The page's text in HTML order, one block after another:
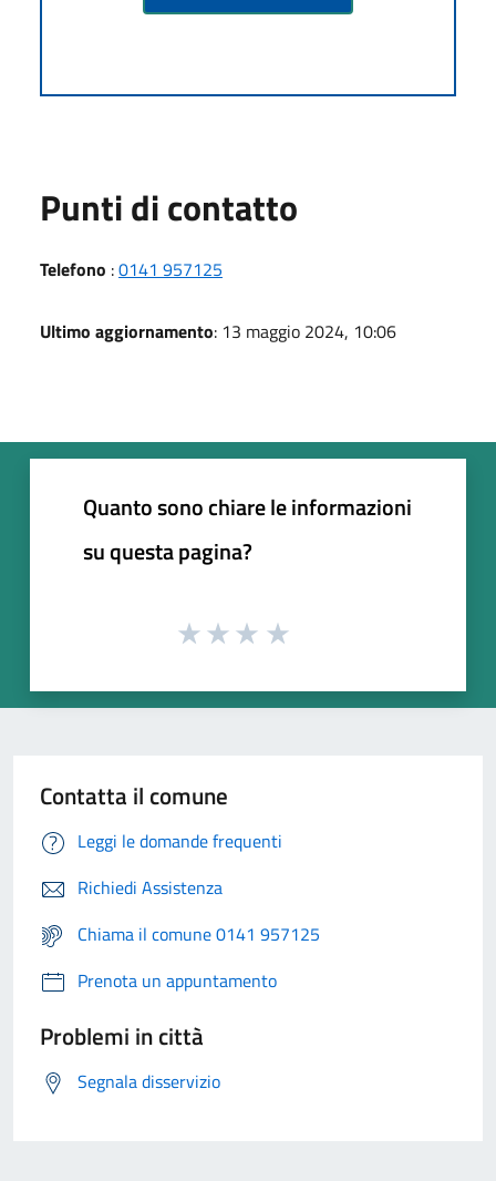
Punti di contatto
Telefono :0141 957125
Ultimo aggiornamento: 13 maggio 2024, 10:06
Quanto sono chiare le informazioni
su questa pagina?
Contatta il comune
Leggi le domande frequenti
Richiedi Assistenza
Chiama il comune 0141 957125
Prenota un appuntamento
Problemi in città
Segnala disservizio